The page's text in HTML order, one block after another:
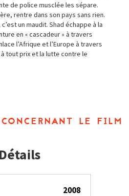
de police musclée les sépare.
rentre dans son pays sans rien.
un maudit. Shad échappe à la
en « cascadeur » à travers
l’Afrique et l’Europe à travers
tout prix et la lutte contre le
le film
Détails
2008